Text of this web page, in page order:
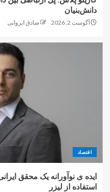
دانش‌بنیان
آگوست 2, 2026 صادق ایروانی
اقتصاد
ایده ی نوآورانه یک محقق
استفاده از لیزر